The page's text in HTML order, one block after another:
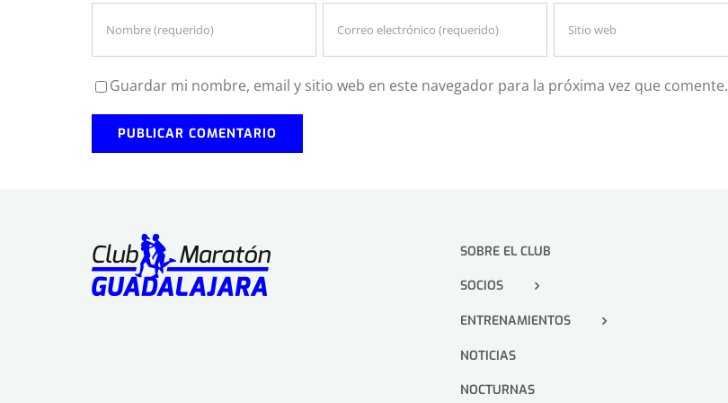
Guardar mi nombre, email y sitio web en este navegador para la próxima vez que comente.
SOBRE EL CLUB
SOCIOS
ENTRENAMIENTOS
NOTICIAS
NOCTURNAS